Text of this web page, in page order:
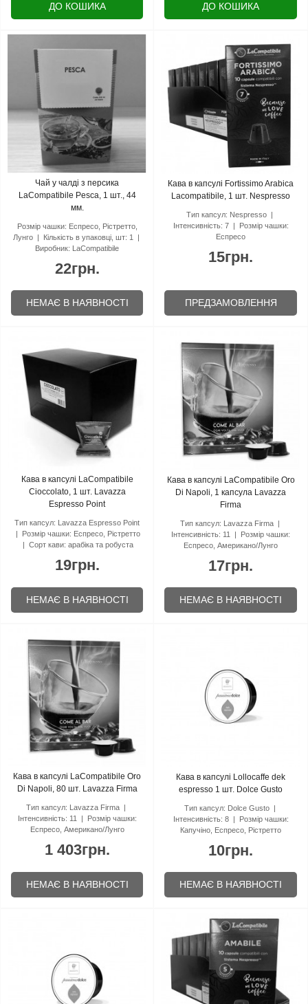
ДО КОШИКА ДО КОШИКА
Чай у чалді з персика
LaCompatibile Pesca, 1 шт., 44
мм.
Розмір чашки: Еспресо, Рістретто,
Лунго
Кількість в упаковці, шт: 1
Виробник: LaCompatibile
22грн.
НЕМАЄ В НАЯВНОСТІ
Кава в капсулі Fortissimo Arabica
Lacompatibile, 1 шт. Nespresso
Тип капсул: Nespresso
Інтенсивність: 7
Розмір чашки:
Еспресо
15грн.
ПРЕДЗАМОВЛЕННЯ
Кава в капсулі LaCompatibile
Cioccolato, 1 шт. Lavazza
Espresso Point
Тип капсул: Lavazza Espresso Point
Розмір чашки: Еспресо, Рістретто
Сорт кави: арабіка та робуста
19грн.
НЕМАЄ В НАЯВНОСТІ
Кава в капсулі LaCompatibile Oro
Di Napoli, 1 капсула Lavazza
Firma
Тип капсул: Lavazza Firma
Інтенсивність: 11
Розмір чашки:
Еспресо, Американо/Лунго
17грн.
НЕМАЄ В НАЯВНОСТІ
Кава в капсулі LaCompatibile Oro
Di Napoli, 80 шт. Lavazza Firma
Тип капсул: Lavazza Firma
Інтенсивність: 11
Розмір чашки:
Еспресо, Американо/Лунго
1 403грн.
НЕМАЄ В НАЯВНОСТІ
Кава в капсулі Lollocaffe dek
espresso 1 шт. Dolce Gusto
Тип капсул: Dolce Gusto
Інтенсивність: 8
Розмір чашки:
Капучіно, Еспресо, Рістретто
10грн.
НЕМАЄ В НАЯВНОСТІ